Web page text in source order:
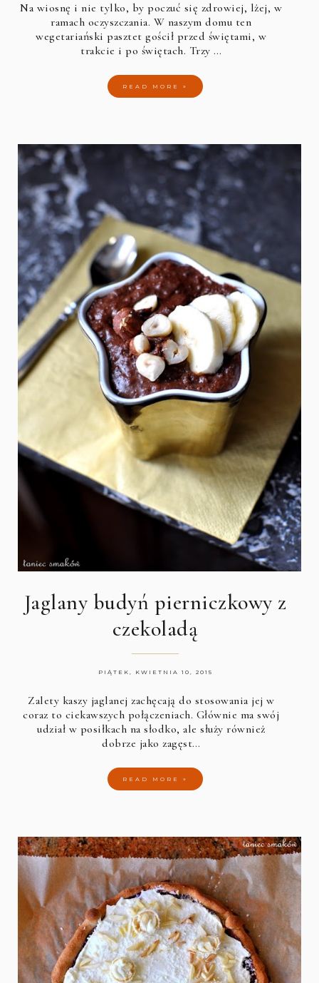
Na wiosnę i nie tylko, by poczuć się zdrowiej, lżej, w
ramach oczyszczania. W naszym domu ten
wegetariański pasztet gościł przed świętami, w
trakcie i po świętach. Trzy …
READ MORE »
Jaglany budyń pierniczkowy z
czekoladą
PIĄTEK, KWIETNIA 10, 2015
Zalety kaszy jaglanej zachęcają do stosowania jej w
coraz to ciekawszych połączeniach. Głównie ma swój
udział w posiłkach na słodko, ale służy również
dobrze jako zagęst…
READ MORE »